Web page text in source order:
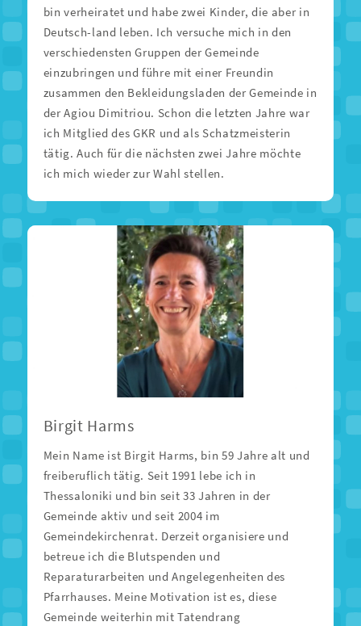
bin verheiratet und habe zwei Kinder, die aber in
Deutsch-land leben. Ich versuche mich in den
verschiedensten Gruppen der Gemeinde
einzubringen und führe mit einer Freundin
zusammen den Bekleidungsladen der Gemeinde in
der Agiou Dimitriou. Schon die letzten Jahre war
ich Mitglied des GKR und als Schatzmeisterin
tätig. Auch für die nächsten zwei Jahre möchte
ich mich wieder zur Wahl stellen.
Birgit Harms
Mein Name ist Birgit Harms, bin 59 Jahre alt und
freiberuflich tätig. Seit 1991 lebe ich in
Thessaloniki und bin seit 33 Jahren in der
Gemeinde aktiv und seit 2004 im
Gemeindekirchenrat. Derzeit organisiere und
betreue ich die Blutspenden und
Reparaturarbeiten und Angelegenheiten des
Pfarrhauses. Meine Motivation ist es, diese
Gemeinde weiterhin mit Tatendrang